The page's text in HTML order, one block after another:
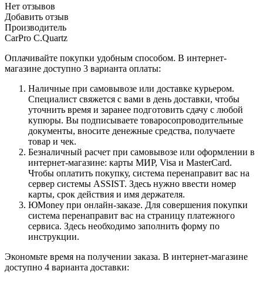
Нет отзывов
Добавить отзыв
Производитель
CarPro C.Quartz
Оплачивайте покупки удобным способом. В интернет-
магазине доступно 3 варианта оплаты:
Наличные при самовывозе или доставке курьером.
Специалист свяжется с вами в день доставки, чтобы
уточнить время и заранее подготовить сдачу с любой
купюры. Вы подписываете товаросопроводительные
документы, вносите денежные средства, получаете
товар и чек.
Безналичный расчет при самовывозе или оформлении в
интернет-магазине: карты МИР, Visa и MasterCard.
Чтобы оплатить покупку, система перенаправит вас на
сервер системы ASSIST. Здесь нужно ввести номер
карты, срок действия и имя держателя.
ЮMoney при онлайн-заказе. Для совершения покупки
система перенаправит вас на страницу платежного
сервиса. Здесь необходимо заполнить форму по
инструкции.
Экономьте время на получении заказа. В интернет-магазине
доступно 4 варианта доставки: